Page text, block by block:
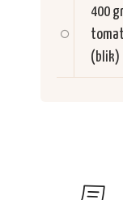
400
(blik)